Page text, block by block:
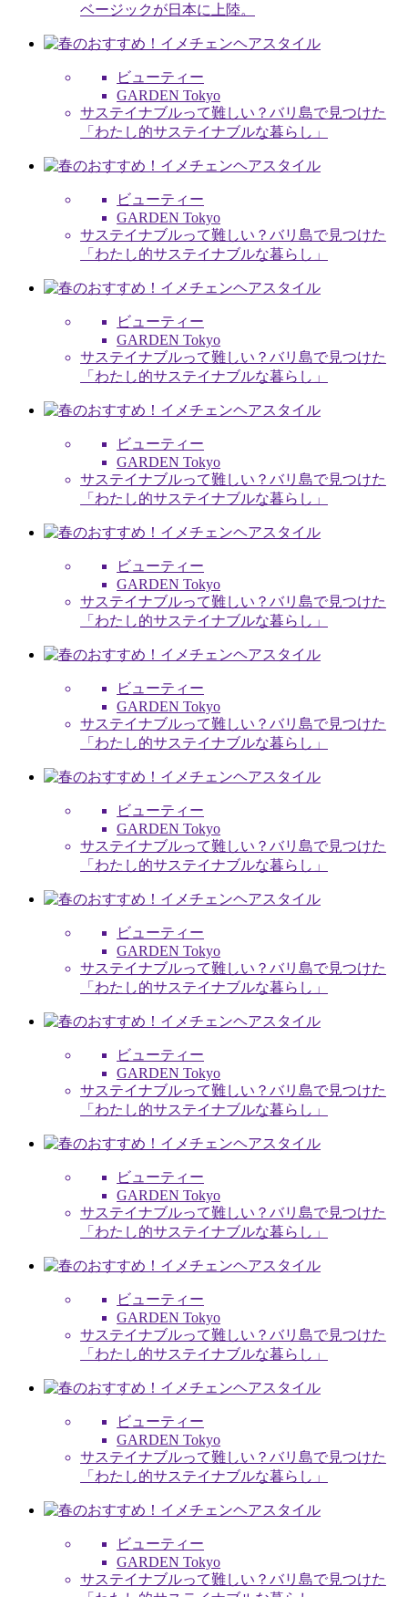
ベージックが日本に上陸。
ビューティー
GARDEN Tokyo
サステイナブルって難しい？バリ島で見つけた
「わたし的サステイナブルな暮らし」
ビューティー
GARDEN Tokyo
サステイナブルって難しい？バリ島で見つけた
「わたし的サステイナブルな暮らし」
ビューティー
GARDEN Tokyo
サステイナブルって難しい？バリ島で見つけた
「わたし的サステイナブルな暮らし」
ビューティー
GARDEN Tokyo
サステイナブルって難しい？バリ島で見つけた
「わたし的サステイナブルな暮らし」
ビューティー
GARDEN Tokyo
サステイナブルって難しい？バリ島で見つけた
「わたし的サステイナブルな暮らし」
ビューティー
GARDEN Tokyo
サステイナブルって難しい？バリ島で見つけた
「わたし的サステイナブルな暮らし」
ビューティー
GARDEN Tokyo
サステイナブルって難しい？バリ島で見つけた
「わたし的サステイナブルな暮らし」
ビューティー
GARDEN Tokyo
サステイナブルって難しい？バリ島で見つけた
「わたし的サステイナブルな暮らし」
ビューティー
GARDEN Tokyo
サステイナブルって難しい？バリ島で見つけた
「わたし的サステイナブルな暮らし」
ビューティー
GARDEN Tokyo
サステイナブルって難しい？バリ島で見つけた
「わたし的サステイナブルな暮らし」
ビューティー
GARDEN Tokyo
サステイナブルって難しい？バリ島で見つけた
「わたし的サステイナブルな暮らし」
ビューティー
GARDEN Tokyo
サステイナブルって難しい？バリ島で見つけた
「わたし的サステイナブルな暮らし」
ビューティー
GARDEN Tokyo
サステイナブルって難しい？バリ島で見つけた